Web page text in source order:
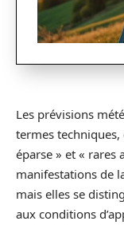
Les prévisions
termes
éparse » et « rares
manifestations de
mais elles se
aux conditions